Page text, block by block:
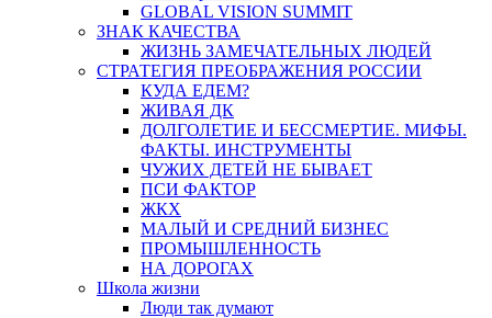
GLOBAL VISION SUMMIT
ЗНАК КАЧЕСТВА
ЖИЗНЬ ЗАМЕЧАТЕЛЬНЫХ ЛЮДЕЙ
СТРАТЕГИЯ ПРЕОБРАЖЕНИЯ РОССИИ
КУДА ЕДЕМ?
ЖИВАЯ ДК
ДОЛГОЛЕТИЕ И БЕССМЕРТИЕ. МИФЫ.
ФАКТЫ. ИНСТРУМЕНТЫ
ЧУЖИХ ДЕТЕЙ НЕ БЫВАЕТ
ПСИ ФАКТОР
ЖКХ
МАЛЫЙ И СРЕДНИЙ БИЗНЕС
ПРОМЫШЛЕННОСТЬ
НА ДОРОГАХ
Школа жизни
Люди так думают